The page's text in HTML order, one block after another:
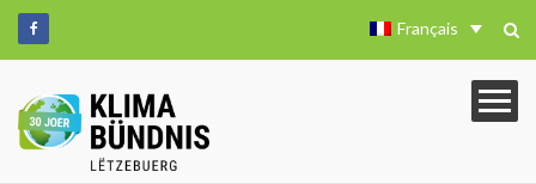
Français